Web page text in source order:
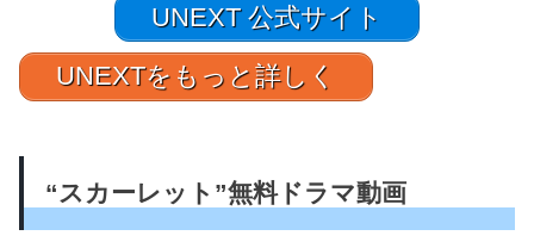
UNEXT 公式サイト
UNEXTをもっと詳しく
“スカーレット”無料ドラマ動画